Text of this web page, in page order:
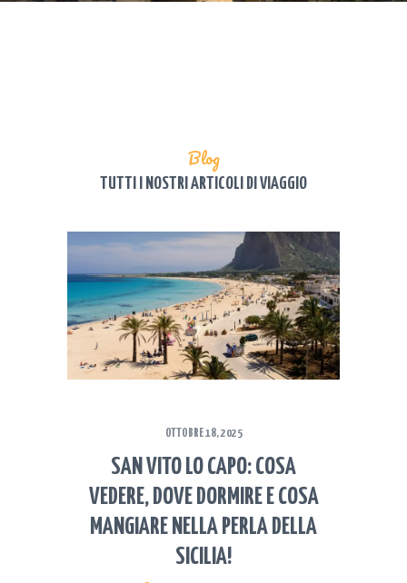
Blog
TUTTI I NOSTRI ARTICOLI DI VIAGGIO
OTTOBRE 18, 2025
SAN VITO LO CAPO: COSA
VEDERE, DOVE DORMIRE E COSA
MANGIARE NELLA PERLA DELLA
SICILIA!